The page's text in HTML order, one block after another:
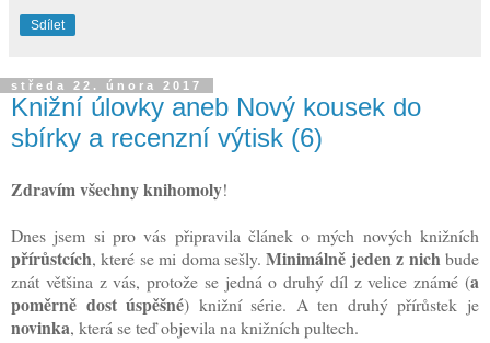
Sdílet
středa 22. února 2017
Knižní úlovky aneb Nový kousek do
sbírky a recenzní výtisk (6)
Zdravím všechny knihomoly!
Dnes jsem si pro vás připravila článek o mých nových knižních
přírůstcích, které se mi doma sešly.Minimálně jeden z nichbude
znát většina z vás, protože se jedná o druhý díl z velice známé (a
poměrně dost úspěšné) knižní série. A ten druhý přírůstek je
novinka, která se teď objevila na knižních pultech.